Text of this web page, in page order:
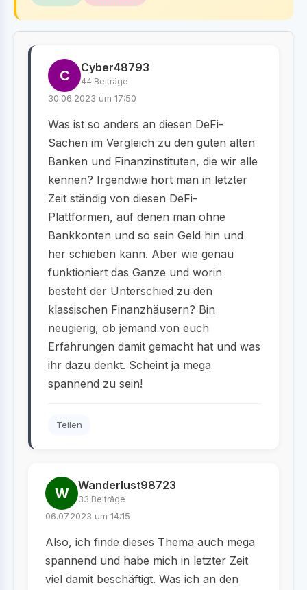
C Cyber48793
44 Beiträge
30.06.2023 um 17:50
Was ist so anders an diesen DeFi-
Sachen im Vergleich zu den guten alten
Banken und Finanzinstituten, die wir alle
kennen? Irgendwie hört man in letzter
Zeit ständig von diesen DeFi-
Plattformen, auf denen man ohne
Bankkonten und so sein Geld hin und
her schieben kann. Aber wie genau
funktioniert das Ganze und worin
besteht der Unterschied zu den
klassischen Finanzhäusern? Bin
neugierig, ob jemand von euch
Erfahrungen damit gemacht hat und was
ihr dazu denkt. Scheint ja mega
spannend zu sein!
Teilen
W Wanderlust98723
33 Beiträge
06.07.2023 um 14:15
Also, ich finde dieses Thema auch mega
spannend und habe mich in letzter Zeit
viel damit beschäftigt. Was ich an den